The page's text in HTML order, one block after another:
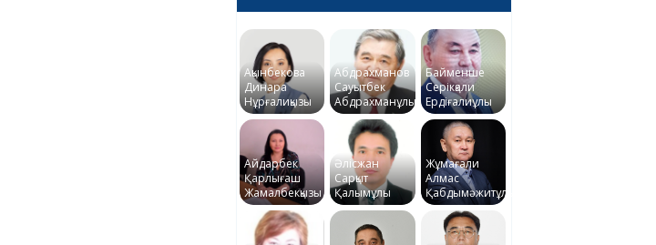
Ақынбекова
Динара
Нұрғалиқызы
Абдрахманов
Сауытбек
Абдрахманұлы
Байменше
Серікқали
Ердіғалиұлы
Айдарбек
Қарлығаш
Жамалбекқызы
Әлісжан
Сарқыт
Қалымұлы
Жұмағали
Алмас
Қабдымәжитұлы